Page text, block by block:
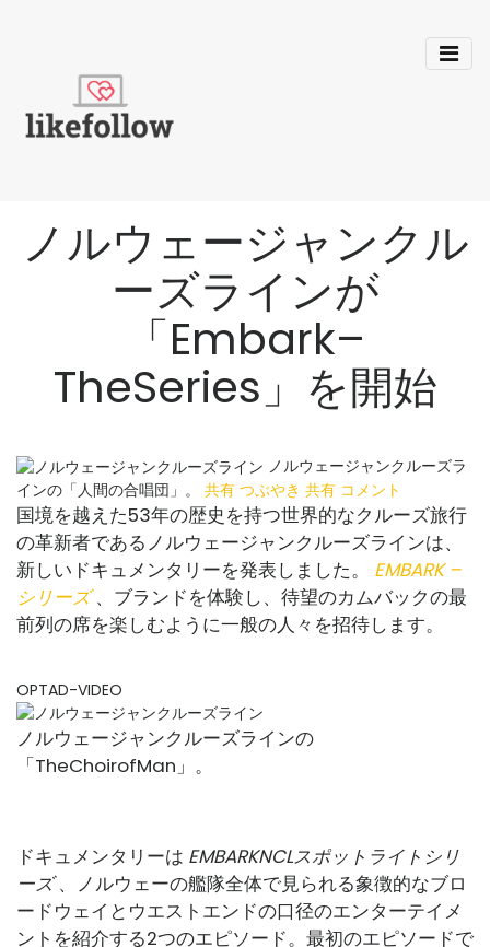
ノルウェージャンクル
ーズラインが
「Embark–
TheSeries」を開始
ノルウェージャンクルーズラ
インの「人間の合唱団」。
共有 つぶやき 共有 コメント
国境を越えた53年の歴史を持つ世界的なクルーズ旅行
の革新者であるノルウェージャンクルーズラインは、
新しいドキュメンタリーを発表しました。 EMBARK –
シリーズ 、ブランドを体験し、待望のカムバックの最
前列の席を楽しむように一般の人々を招待します。
OPTAD-VIDEO
ノルウェージャンクルーズラインの
「TheChoirofMan」。
ドキュメンタリーは EMBARKNCLスポットライトシリ
ーズ、ノルウェーの艦隊全体で見られる象徴的なブロ
ードウェイとウエストエンドの口径のエンターテイメ
ントを紹介する2つのエピソード。最初のエピソードで